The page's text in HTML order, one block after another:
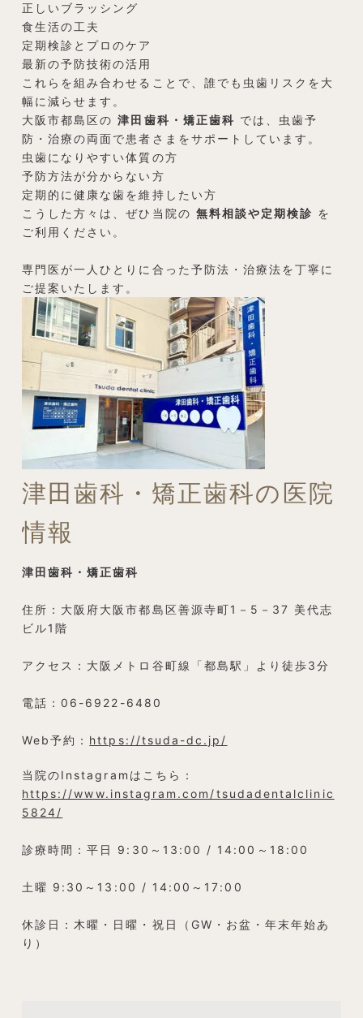
正しいブラッシング
食生活の工夫
定期検診とプロのケア
最新の予防技術の活用
これらを組み合わせることで、誰でも虫歯リスクを大
幅に減らせます。
大阪市都島区の津田歯科・矯正歯科 では、虫歯予
防・治療の両面で患者さまをサポートしています。
虫歯になりやすい体質の方
予防方法が分からない方
定期的に健康な歯を維持したい方
こうした方々は、ぜひ当院の 無料相談や定期検診 を
ご利用ください。
専門医が一人ひとりに合った予防法・治療法を丁寧に
ご提案いたします。
津田歯科・矯正歯科の医院
情報
津田歯科・矯正歯科
住所：大阪府大阪市都島区善源寺町1－5－37 美代志
ビル1階
アクセス：大阪メトロ谷町線「都島駅」より徒歩3分
電話：06-6922-6480
Web予約： https://tsuda-dc.jp/
当院のInstagramはこちら：
https://www.instagram.com/tsudadentalclinic
5824/
診療時間：平日 9:30～13:00 / 14:00～18:00
土曜 9:30～13:00 / 14:00～17:00
休診日：木曜・日曜・祝日（GW・お盆・年末年始あ
り）